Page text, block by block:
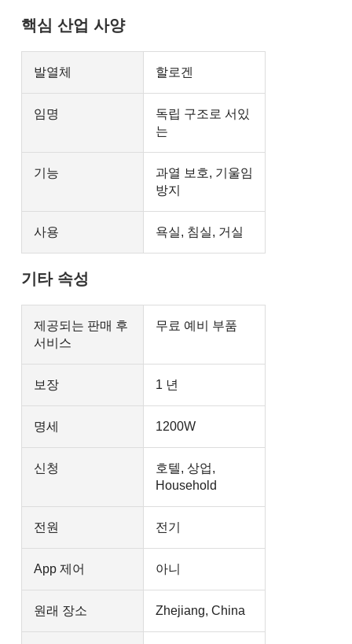
핵심 산업 사양
발열체 할로겐
임명
독립 구조로 서있
는
기능
과열 보호, 기울임
방지
사용 욕실, 침실, 거실
기타 속성
제공되는 판매 후
서비스
무료 예비 부품
보장 1 년
명세 1200W
신청
호텔, 상업,
Household
전원 전기
App 제어 아니
원래 장소 Zhejiang, China